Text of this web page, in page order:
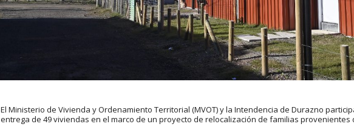
El Ministerio de Vivienda y Ordenamiento Territorial (MVOT) y la Intendencia de Durazno
entrega de 49 viviendas en el marco de un proyecto de relocalización de familias provenientes